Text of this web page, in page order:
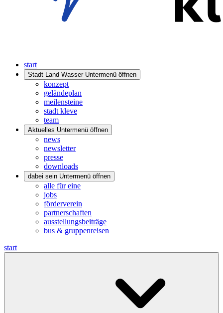
start
Stadt Land Wasser Untermenü öffnen
konzept
geländeplan
meilensteine
stadt kleve
team
Aktuelles Untermenü öffnen
news
newsletter
presse
downloads
dabei sein Untermenü öffnen
alle für eine
jobs
förderverein
partnerschaften
ausstellungsbeiträge
bus & gruppenreisen
start